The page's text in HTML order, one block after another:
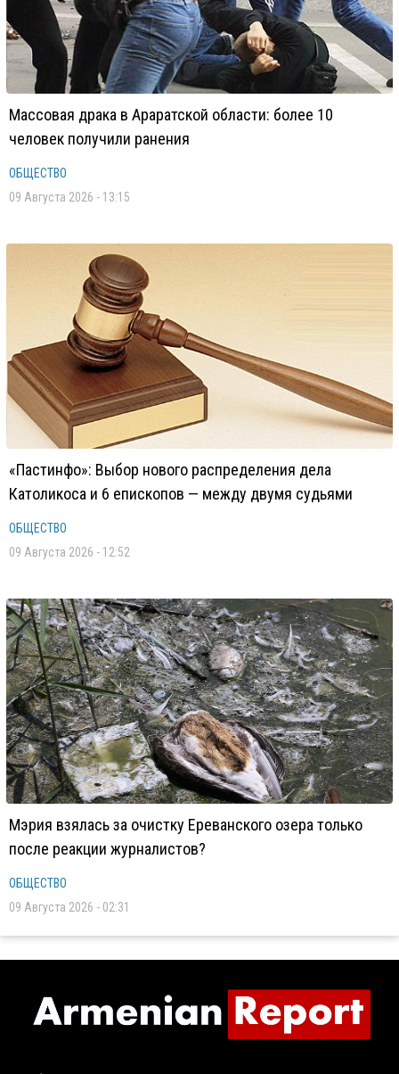
Массовая драка в Араратской области: более 10
человек получили ранения
ОБЩЕСТВО
09 Августа 2026 - 13:15
«Пастинфо»: Выбор нового распределения дела
Католикоса и 6 епископов — между двумя судьями
ОБЩЕСТВО
09 Августа 2026 - 12:52
Мэрия взялась за очистку Ереванского озера только
после реакции журналистов?
ОБЩЕСТВО
09 Августа 2026 - 02:31